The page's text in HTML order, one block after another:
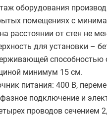
оборудования
помещениях с
расстоянии от стен не
для установки –
способностью
минимум 15 см.
питания: 400 В,
подключение и
проводов сечением